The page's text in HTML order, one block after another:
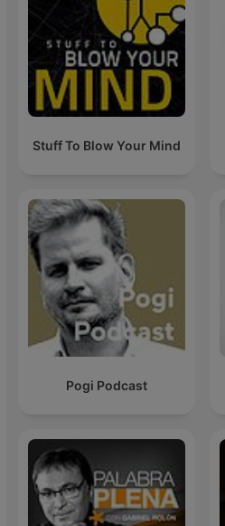
Stuff To Blow Your Mind
Pogi Podcast